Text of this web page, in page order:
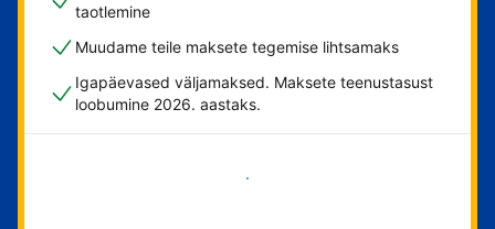
taotlemine
Muudame teile maksete tegemise lihtsamaks
Igapäevased väljamaksed. Maksete teenustasust
loobumine 2026. aastaks.
Alusta kohe